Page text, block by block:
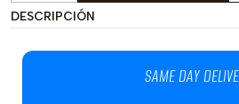
DESCRIPCIÓN